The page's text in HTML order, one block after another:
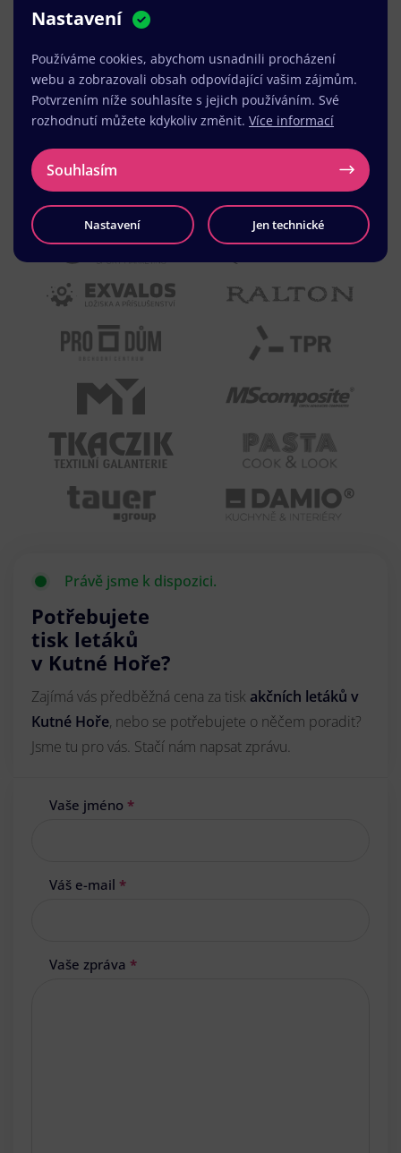
VENART s.r.o.
Právě jsme k dispozici.
Potřebujete
tisk letáků
v Kutné Hoře?
Zajímá vás předběžná cena za tisk akčních letáků v
Kutné Hoře, nebo se potřebujete o něčem poradit?
Jsme tu pro vás. Stačí nám napsat zprávu.
Vaše jméno *
Váš e-mail *
Vaše zpráva *
Nastavení
Používáme cookies, abychom usnadnili procházení
webu a zobrazovali obsah odpovídající vašim zájmům.
Potvrzením níže souhlasíte s jejich používáním. Své
rozhodnutí můžete kdykoliv změnit. Více informací
Souhlasím
Nastavení Jen technické